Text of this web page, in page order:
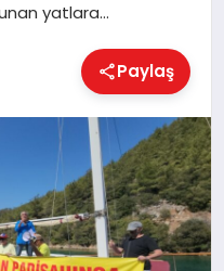
yatlara…
Paylaş